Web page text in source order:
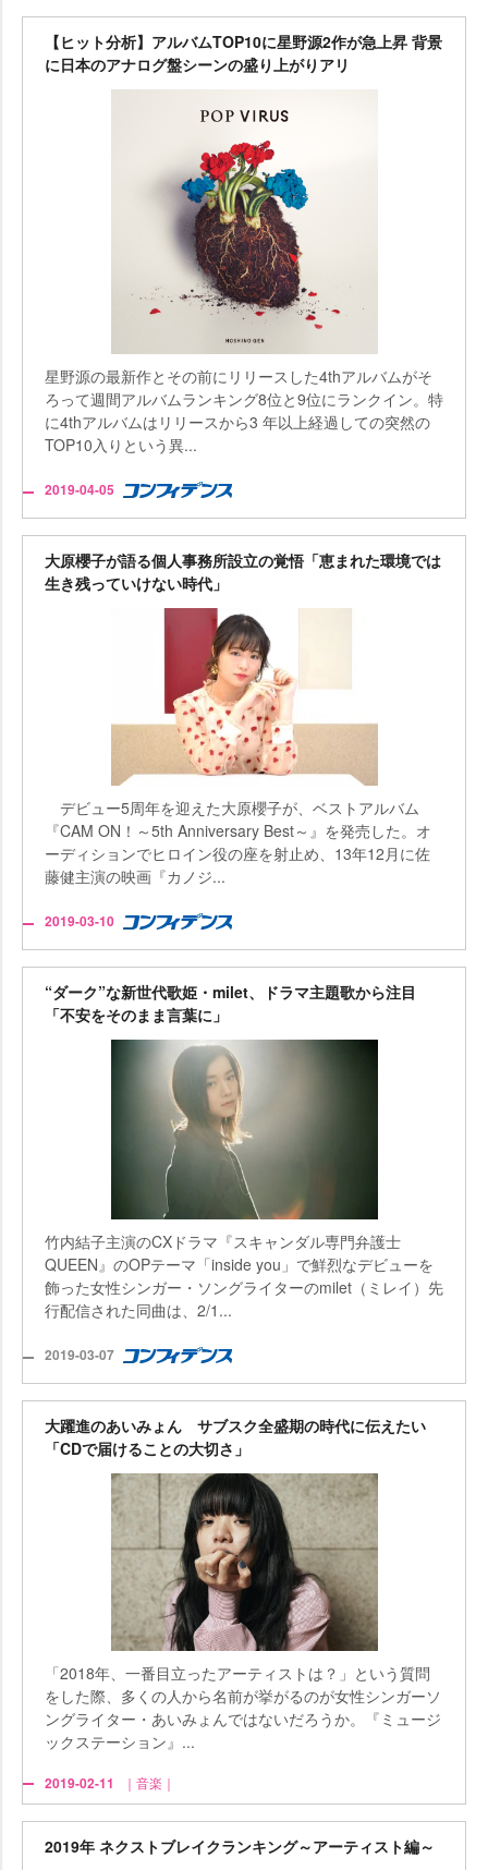
【ヒット分析】アルバムTOP10に星野源2作が急上昇 背景
に日本のアナログ盤シーンの盛り上がりアリ
星野源の最新作とその前にリリースした4thアルバムがそ
ろって週間アルバムランキング8位と9位にランクイン。特
に4thアルバムはリリースから3 年以上経過しての突然の
TOP10入りという異...
2019-04-05
大原櫻子が語る個人事務所設立の覚悟「恵まれた環境では
生き残っていけない時代」
デビュー5周年を迎えた大原櫻子が、ベストアルバム
『CAM ON！～5th Anniversary Best～』を発売した。オ
ーディションでヒロイン役の座を射止め、13年12月に佐
藤健主演の映画『カノジ...
2019-03-10
“ダーク”な新世代歌姫・milet、ドラマ主題歌から注目
「不安をそのまま言葉に」
竹内結子主演のCXドラマ『スキャンダル専門弁護士
QUEEN』のOPテーマ「inside you」で鮮烈なデビューを
飾った女性シンガー・ソングライターのmilet（ミレイ）先
行配信された同曲は、2/1...
2019-03-07
大躍進のあいみょん サブスク全盛期の時代に伝えたい
「CDで届けることの大切さ」
「2018年、一番目立ったアーティストは？」という質問
をした際、多くの人から名前が挙がるのが女性シンガーソ
ングライター・あいみょんではないだろうか。『ミュージ
ックステーション』...
2019-02-11 ｜音楽｜
2019年 ネクストブレイクランキング～アーティスト編～